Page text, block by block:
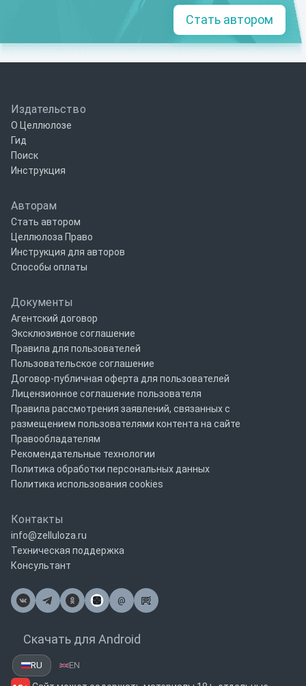
Стать автором
Издательство
О Целлюлозе
Гид
Поиск
Инструкция
Авторам
Стать автором
Целлюлоза Право
Инструкция для авторов
Способы оплаты
Документы
Агентский договор
Эксклюзивное соглашение
Правила для пользователей
Пользовательское соглашение
Договор-публичная оферта для пользователей
Лицензионное соглашение пользователя
Правила рассмотрения заявлений, связанных с
размещением пользователями контента на сайте
Правообладателям
Рекомендательные технологии
Политика обработки персональных данных
Политика использования cookies
Контакты
info@zelluloza.ru
Техническая поддержка
Консультант
@
Почта
Скачать для Android
RU EN